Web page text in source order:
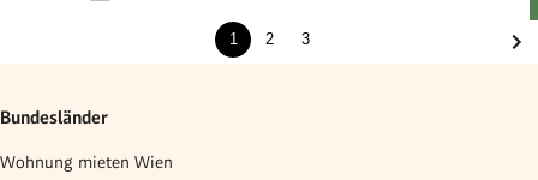
1 2 3
Bundesländer
Wohnung mieten Wien